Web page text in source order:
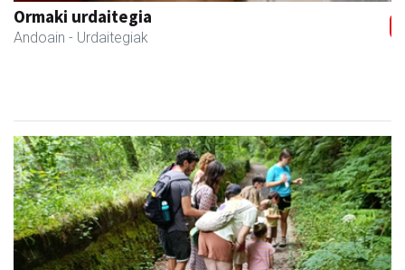
Ormaki urdaitegia
Andoain - Urdaitegiak